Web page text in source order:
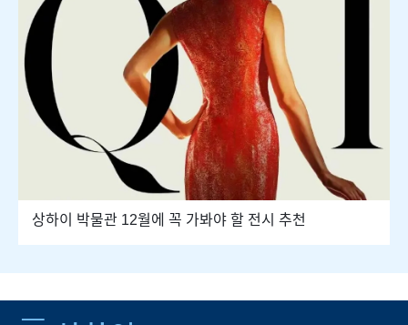
상하이 박물관 12월에 꼭 가봐야 할 전시 추천